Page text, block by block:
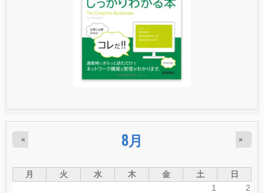
8月
« »
月 火 水 木 金 土
日
1
2